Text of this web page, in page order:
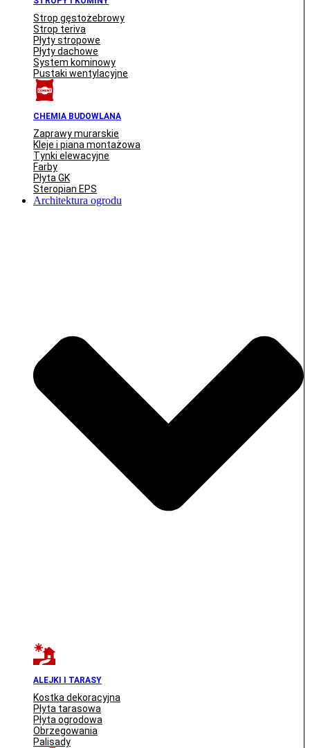
Strop gęstożebrowy
Strop teriva
Płyty stropowe
Płyty dachowe
System kominowy
Pustaki wentylacyjne
CHEMIA BUDOWLANA
Zaprawy murarskie
Kleje i piana montażowa
Tynki elewacyjne
Farby
Płyta GK
Steropian EPS
Architektura ogrodu
ALEJKI I TARASY
Kostka dekoracyjna
Płyta tarasowa
Płyta ogrodowa
Obrzegowania
Palisady